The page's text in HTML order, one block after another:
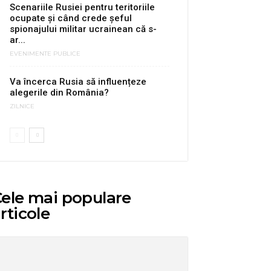
Scenariile Rusiei pentru teritoriile
ocupate și când crede șeful
spionajului militar ucrainean că s-
ar...
EVENIMENTE PUBLICE
Va încerca Rusia să influențeze
alegerile din România?
ZILNICE
mai populare